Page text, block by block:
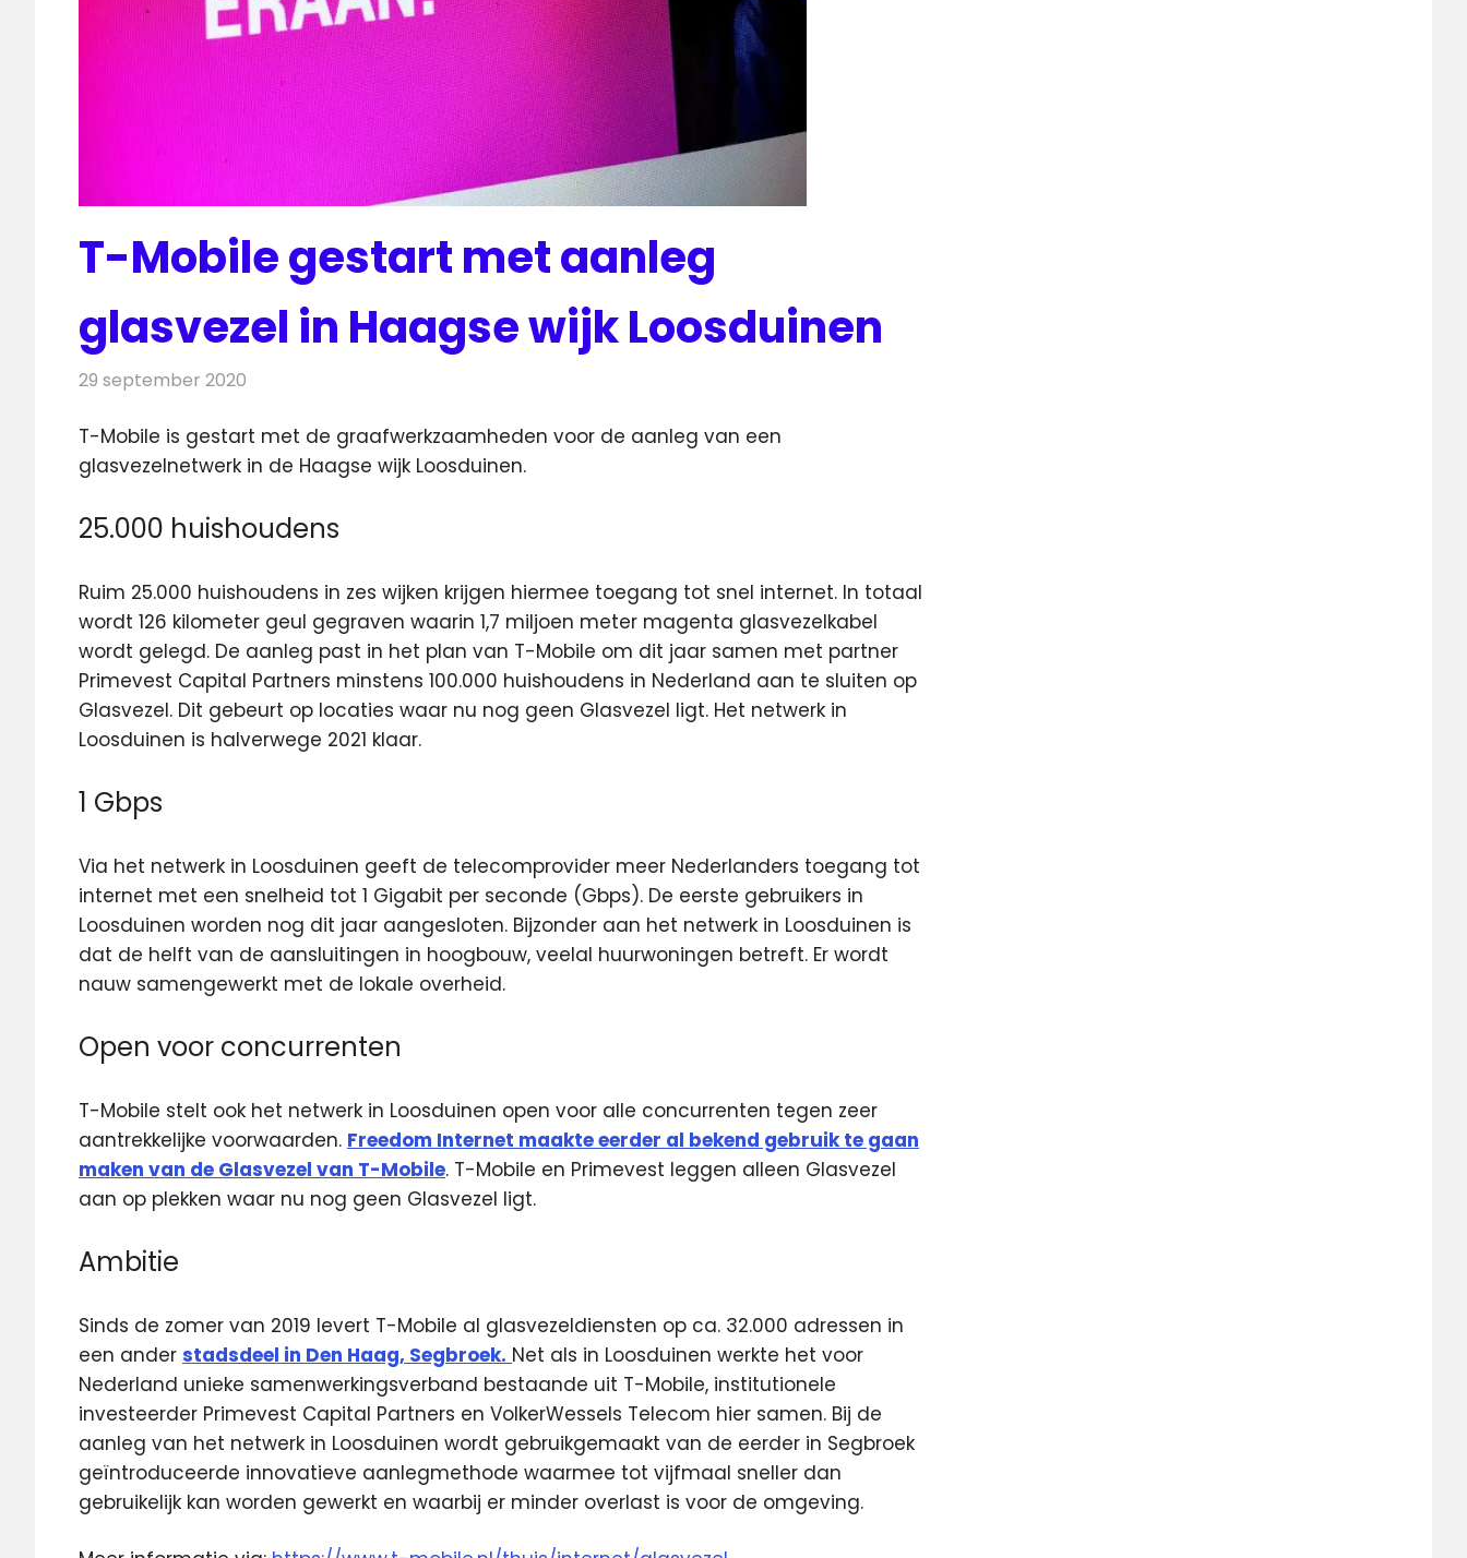
T-Mobile gestart met aanleg
glasvezel in Haagse wijk Loosduinen
29 september 2020
T-Mobile is gestart met de graafwerkzaamheden voor de aanleg van een
glasvezelnetwerk in de Haagse wijk Loosduinen.
25.000 huishoudens
Ruim 25.000 huishoudens in zes wijken krijgen hiermee toegang tot snel internet. In totaal
wordt 126 kilometer geul gegraven waarin 1,7 miljoen meter magenta glasvezelkabel
wordt gelegd. De aanleg past in het plan van T-Mobile om dit jaar samen met partner
Primevest Capital Partners minstens 100.000 huishoudens in Nederland aan te sluiten op
Glasvezel. Dit gebeurt op locaties waar nu nog geen Glasvezel ligt. Het netwerk in
Loosduinen is halverwege 2021 klaar.
1 Gbps
Via het netwerk in Loosduinen geeft de telecomprovider meer Nederlanders toegang tot
internet met een snelheid tot 1 Gigabit per seconde (Gbps). De eerste gebruikers in
Loosduinen worden nog dit jaar aangesloten. Bijzonder aan het netwerk in Loosduinen is
dat de helft van de aansluitingen in hoogbouw, veelal huurwoningen betreft. Er wordt
nauw samengewerkt met de lokale overheid.
Open voor concurrenten
T-Mobile stelt ook het netwerk in Loosduinen open voor alle concurrenten tegen zeer
aantrekkelijke voorwaarden. Freedom Internet maakte eerder al bekend gebruik te gaan
maken van de Glasvezel van T-Mobile. T-Mobile en Primevest leggen alleen Glasvezel
aan op plekken waar nu nog geen Glasvezel ligt.
Ambitie
Sinds de zomer van 2019 levert T-Mobile al glasvezeldiensten op ca. 32.000 adressen in
een ander stadsdeel in Den Haag, Segbroek. Net als in Loosduinen werkte het voor
Nederland unieke samenwerkingsverband bestaande uit T-Mobile, institutionele
investeerder Primevest Capital Partners en VolkerWessels Telecom hier samen. Bij de
aanleg van het netwerk in Loosduinen wordt gebruikgemaakt van de eerder in Segbroek
geïntroduceerde innovatieve aanlegmethode waarmee tot vijfmaal sneller dan
gebruikelijk kan worden gewerkt en waarbij er minder overlast is voor de omgeving.